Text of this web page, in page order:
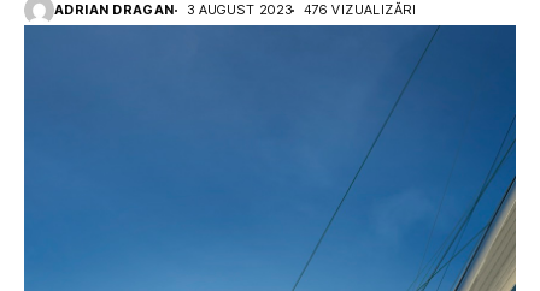
ADRIAN DRAGAN 3 AUGUST 2023 476 VIZUALIZĂRI